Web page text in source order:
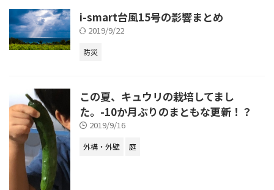
i-smart台風15号の影響まとめ
2019/9/22
防災
この夏、キュウリの栽培してまし
た。-10か月ぶりのまともな更新！？
2019/9/16
外構・外壁 庭